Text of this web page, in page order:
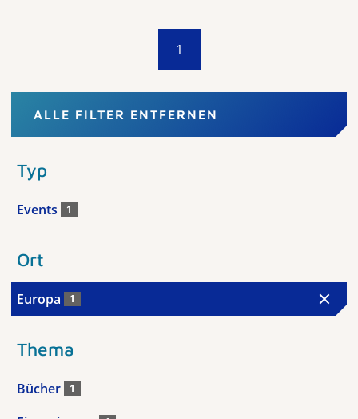
1
ALLE FILTER ENTFERNEN
Typ
Events 1
Ort
Europa 1
Thema
Bücher 1